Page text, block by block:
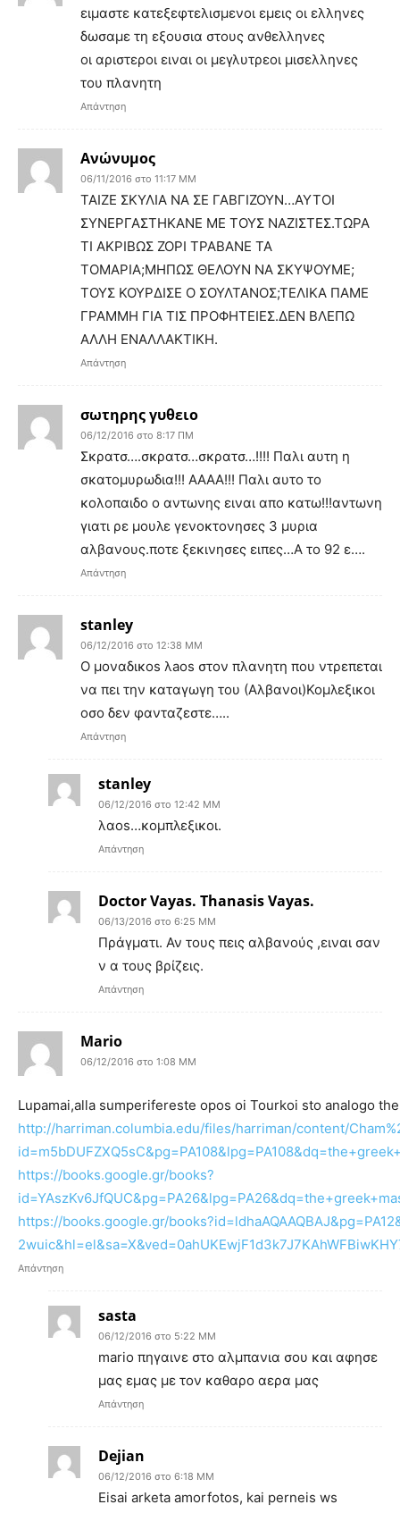
ειμαστε κατεξεφτελισμενοι εμεις οι ελληνες
δωσαμε τη εξουσια στους ανθελληνες
οι αριστεροι ειναι οι μεγλυτρεοι μισελληνες
του πλανητη
Απάντηση
Ανώνυμος
06/11/2016 στο 11:17 ΜΜ
ΤΑΙΖΕ ΣΚΥΛΙΑ ΝΑ ΣΕ ΓΑΒΓΙΖΟΥΝ…ΑΥΤΟΙ
ΣΥΝΕΡΓΑΣΤΗΚΑΝΕ ΜΕ ΤΟΥΣ ΝΑΖΙΣΤΕΣ.ΤΩΡΑ
ΤΙ ΑΚΡΙΒΩΣ ΖΟΡΙ ΤΡΑΒΑΝΕ ΤΑ
ΤΟΜΑΡΙΑ;ΜΗΠΩΣ ΘΕΛΟΥΝ ΝΑ ΣΚΥΨΟΥΜΕ;
ΤΟΥΣ ΚΟΥΡΔΙΣΕ Ο ΣΟΥΛΤΑΝΟΣ;ΤΕΛΙΚΑ ΠΑΜΕ
ΓΡΑΜΜΗ ΓΙΑ ΤΙΣ ΠΡΟΦΗΤΕΙΕΣ.ΔΕΝ ΒΛΕΠΩ
ΑΛΛΗ ΕΝΑΛΛΑΚΤΙΚΗ.
Απάντηση
σωτηρης γυθειο
06/12/2016 στο 8:17 ΠΜ
Σκρατσ….σκρατσ…σκρατσ…!!!! Παλι αυτη η
σκατομυρωδια!!! ΑΑΑΑ!!! Παλι αυτο το
κολοπαιδο ο αντωνης ειναι απο κατω!!!αντωνη
γιατι ρε μουλε γενοκτονησες 3 μυρια
αλβανους.ποτε ξεκινησες ειπες…Α το 92 ε….
Απάντηση
stanley
06/12/2016 στο 12:38 ΜΜ
Ο μοναδικοs λaos στον πλανητη που ντρεπεται
να πει την καταγωγη του (Αλβανοι)Κομλεξικοι
οσο δεν φανταζεστε…..
Απάντηση
stanley
06/12/2016 στο 12:42 ΜΜ
λαοs…κομπλεξικοι.
Απάντηση
Doctor Vayas. Thanasis Vayas.
06/13/2016 στο 6:25 ΜΜ
Πράγματι. Αν τους πεις αλβανούς ,ειναι σαν
ν α τους βρίζεις.
Απάντηση
Mario
06/12/2016 στο 1:08 ΜΜ
Lupamai,alla sumperifereste opos oi Tourkoi sto analogo
http://harriman.columbia.edu/files/harriman/content/
https://books.google.gr/books?
https://books.google.gr/
Απάντηση
sasta
06/12/2016 στο 5:22 ΜΜ
mario πηγαινε στο αλμπανια σου και αφησε
μας εμας με τον καθαρο αερα μας
Απάντηση
Dejian
06/12/2016 στο 6:18 ΜΜ
Eisai arketa amorfotos, kai perneis ws